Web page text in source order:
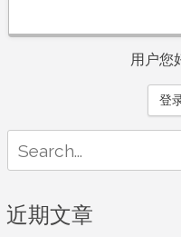
用户您
登
for:
近期文章